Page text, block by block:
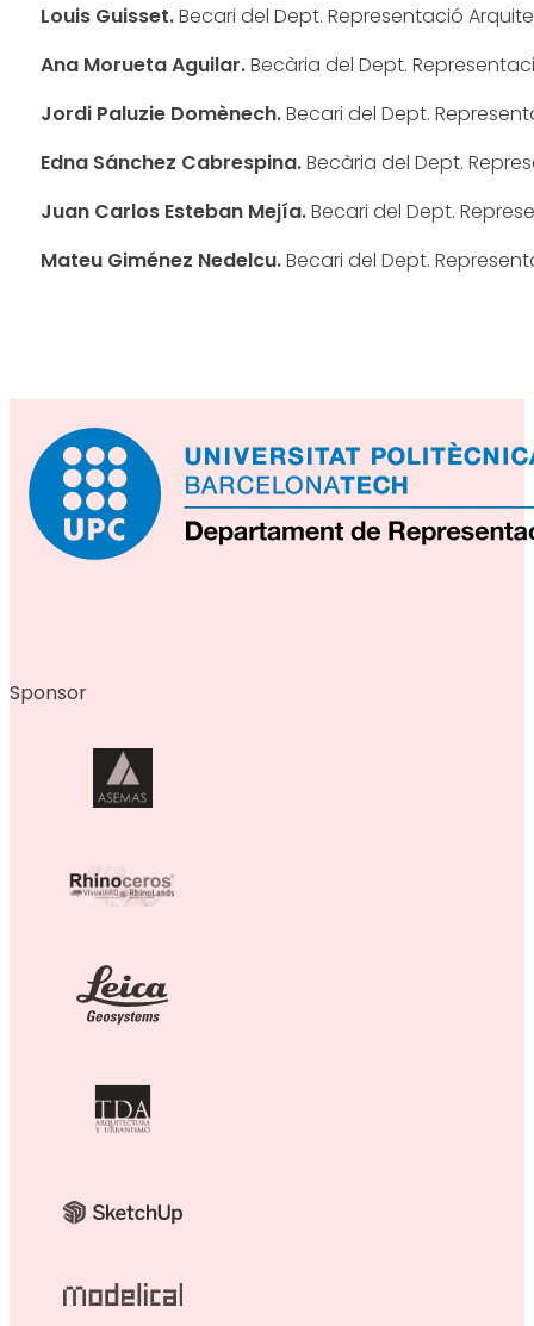
Louis Guisset.Becari del Dept. Representació
Ana Morueta Aguilar.Becària del Dept.
Jordi Paluzie Domènech.Becari del Dept.
Edna Sánchez Cabrespina.Becària del Dept.
Juan Carlos Esteban Mejía.Becari del Dept.
Mateu Giménez Nedelcu.Becari del Dept.
Sponsor